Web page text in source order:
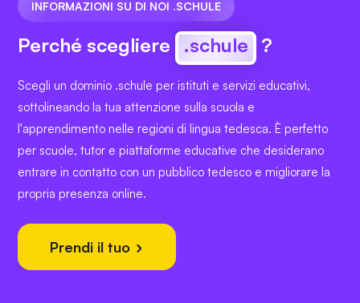
INFORMAZIONI SU DI NOI .SCHULE
Perché scegliere .schule ?
Scegli un dominio .schule per istituti e servizi educativi,
sottolineando la tua attenzione sulla scuola e
l'apprendimento nelle regioni di lingua tedesca. È perfetto
per scuole, tutor e piattaforme educative che desiderano
entrare in contatto con un pubblico tedesco e migliorare la
propria presenza online.
Prendi il tuo